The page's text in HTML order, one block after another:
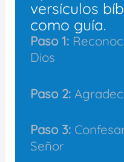
versículos
como guía.
Paso 1:
Dios
Paso 2:
Paso 3:
Señor